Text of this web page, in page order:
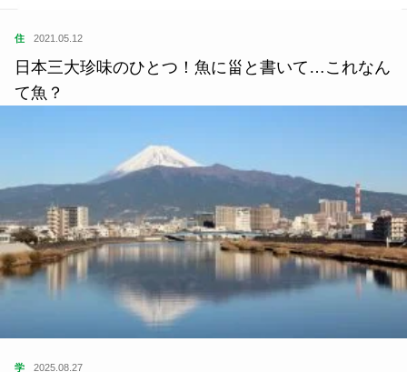
住 2021.05.12
日本三大珍味のひとつ！魚に甾と書いて…これなん
て魚？
学 2025.08.27